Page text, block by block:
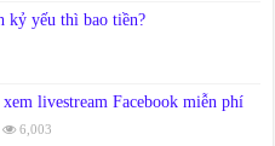
kỷ yếu thì bao tiền?
livestream Facebook miễn phí
6,003